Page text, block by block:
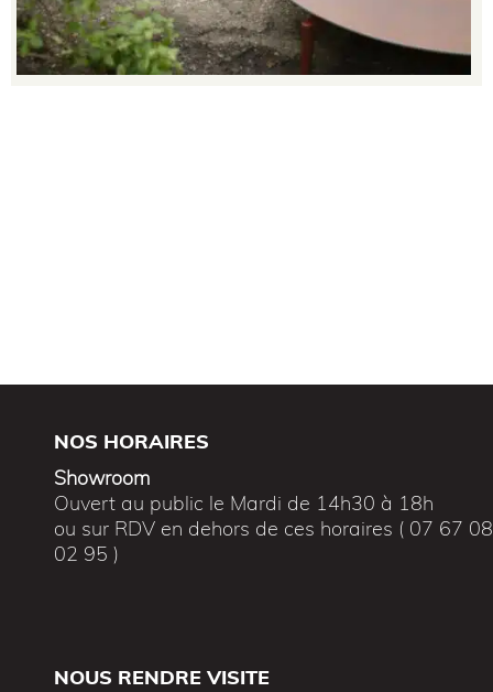
NOS HORAIRES
Showroom
Ouvert au public le Mardi de 14h30 à 18h
ou sur RDV en dehors de ces horaires ( 07 67 08
02 95 )
NOUS RENDRE VISITE